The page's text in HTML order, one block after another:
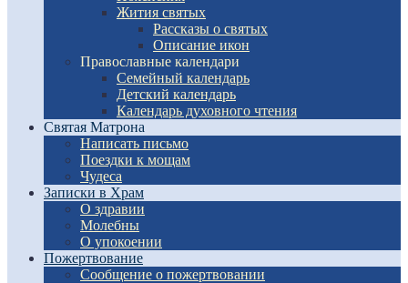
Жития святых
Рассказы о святых
Описание икон
Православные календари
Семейный календарь
Детский календарь
Календарь духовного чтения
Святая Матрона
Написать письмо
Поездки к мощам
Чудеса
Записки в Храм
О здравии
Молебны
О упокоении
Пожертвование
Сообщение о пожертвовании